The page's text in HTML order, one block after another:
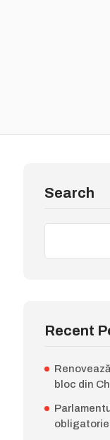
Search
Recent
bloc din
obligatorie